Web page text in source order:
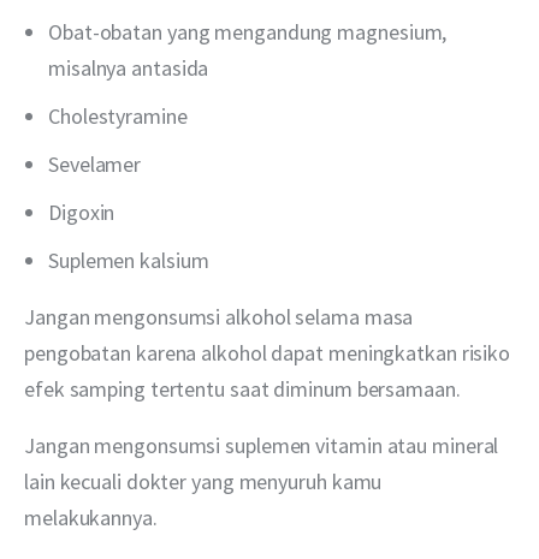
Obat-obatan yang mengandung magnesium,
misalnya antasida
Cholestyramine
Sevelamer
Digoxin
Suplemen kalsium
Jangan mengonsumsi alkohol selama masa
pengobatan karena alkohol dapat meningkatkan risiko
efek samping tertentu saat diminum bersamaan.
Jangan mengonsumsi suplemen vitamin atau mineral
lain kecuali dokter yang menyuruh kamu
melakukannya.